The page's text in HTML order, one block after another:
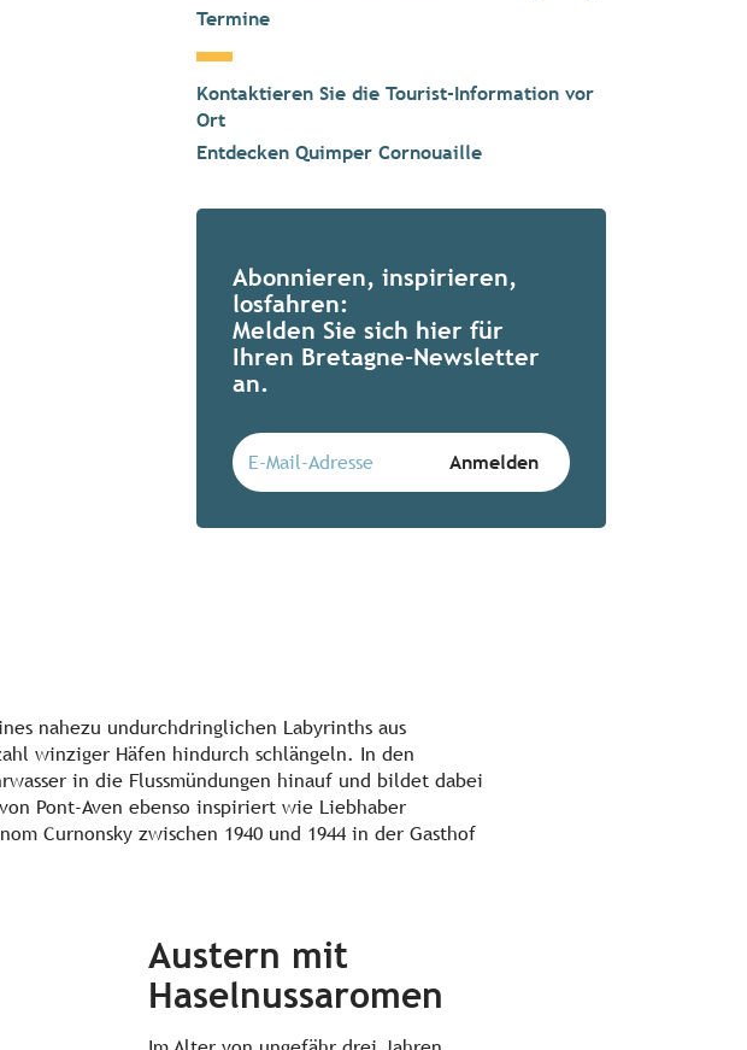
Termine
Kontaktieren Sie die Tourist-Information vor
Ort
Entdecken Quimper Cornouaille
Abonnieren, inspirieren,
losfahren:
Melden Sie sich hier für
Ihren Bretagne-Newsletter
an.
nahezu undurchdringlichen Labyrinths aus
winziger Häfen hindurch schlängeln. In den
in die Flussmündungen hinauf und bildet dabei
Pont-Aven ebenso inspiriert wie Liebhaber
Curnonsky zwischen 1940 und 1944 in der Gasthof
Austern mit
Haselnussaromen